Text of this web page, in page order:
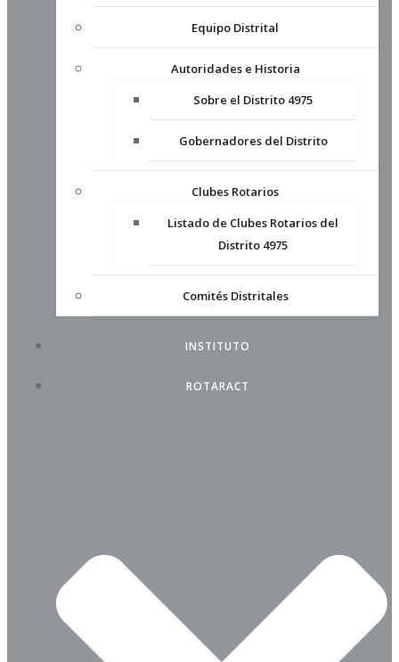
Equipo Distrital
Autoridades e Historia
Sobre el Distrito 4975
Gobernadores del Distrito
Clubes Rotarios
Listado de Clubes Rotarios del
Distrito 4975
Comités Distritales
INSTITUTO
ROTARACT